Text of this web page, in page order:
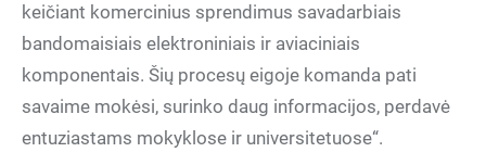
keičiant komercinius sprendimus savadarbiais
bandomaisiais elektroniniais ir aviaciniais
komponentais. Šių procesų eigoje komanda pati
savaime mokėsi, surinko daug informacijos, perdavė
entuziastams mokyklose ir universitetuose“.